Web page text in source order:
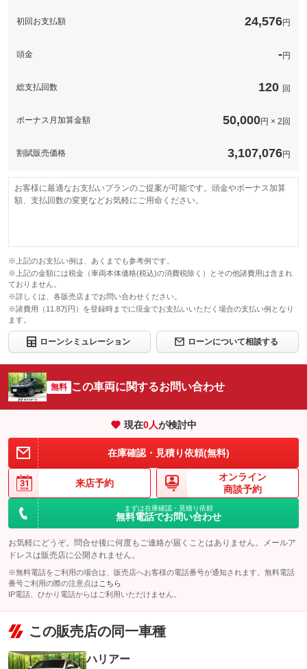
このパックの見積もり依頼（無料）
初回お支払額 24,576円
頭金 -円
総支払回数 120 回
ボーナス月加算金額 50,000円 × 2回
割賦販売価格 3,107,076円
お客様に最適なお支払いプランのご提案が可能です。頭金やボーナス加算
額、支払回数の変更などお気軽にご用命ください。
※上記のお支払い例は、あくまでも参考例です。
※上記の金額には税金（車両本体価格(税込)の消費税除く）とその他諸費用は含まれ
ておりません。
※詳しくは、各販売店までお問い合わせください。
※諸費用（11.8万円）を登録時までに現金でお支払いいただく場合の支払い例となり
ます。
ローンシミュレーション ローンについて相談する
無料 この車両に関するお問い合わせ
現在0人が検討中
在庫確認・見積り依頼(無料)
来店予約
オンライン
商談予約
まずは在庫確認・見積り依頼
無料電話でお問い合わせ
お気軽にどうぞ。問合せ後に何度もご連絡が届くことはありません。メールア
ドレスは販売店に公開されません。
※無料電話をご利用の場合は、販売店へお客様の電話番号が通知されます。無料電話
番号ご利用の際の注意点は こちら
IP電話、ひかり電話からはご利用いただけません。
この販売店の同一車種
ハリアー